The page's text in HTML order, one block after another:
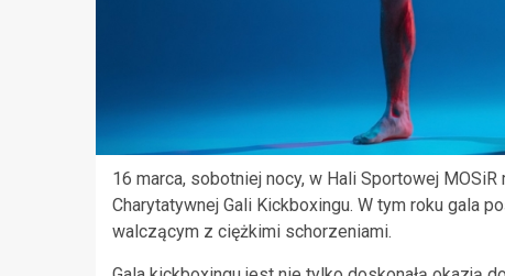
16 marca, sobotniej nocy, w Hali Sportowej
Charytatywnej Gali Kickboxingu. W tym roku gala
walczącym z ciężkimi schorzeniami.